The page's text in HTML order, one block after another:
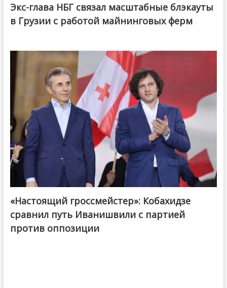
Экс-глава НБГ связал масштабные блэкауты
в Грузии с работой майнинговых ферм
@ქართული ოცნება / Georgian Dream
«Настоящий гроссмейстер»: Кобахидзе
сравнил путь Иванишвили с партией
против оппозиции